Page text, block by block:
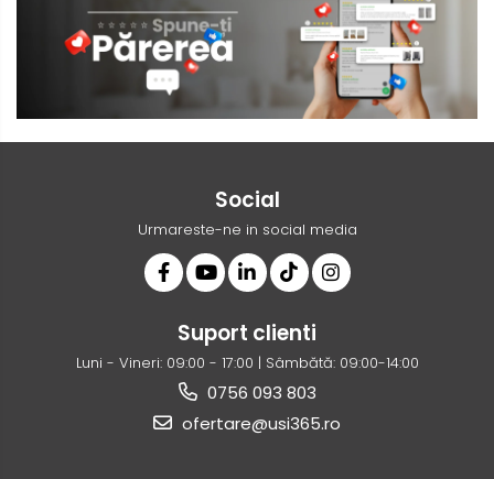
Social
Urmareste-ne in social media
Suport clienti
Luni - Vineri: 09:00 - 17:00 | Sâmbătă: 09:00-14:00
0756 093 803
ofertare@usi365.ro